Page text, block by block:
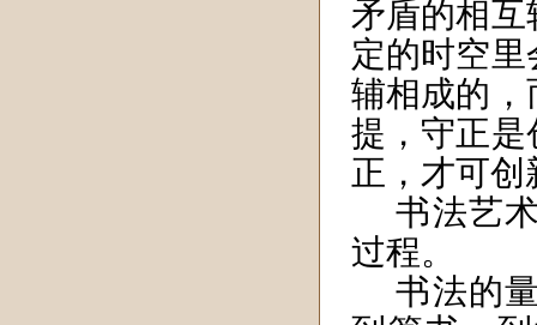
矛盾的相
定的时空
辅相成的，
提，守正是
正，才可创
书法艺
过程。
书法的